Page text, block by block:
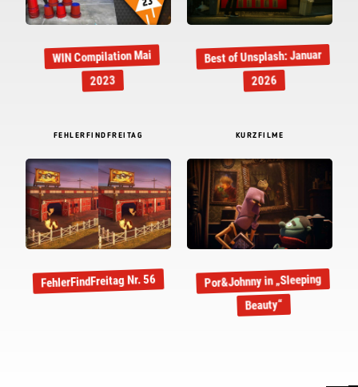
WIN Compilation Mai
2023
Best of Unsplash: Januar
2026
FEHLERFINDFREITAG
FehlerFindFreitag Nr. 56
KURZFILME
Por&Johnny in „Sleeping
Beauty“